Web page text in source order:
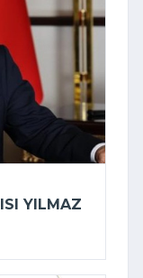
YILMAZ